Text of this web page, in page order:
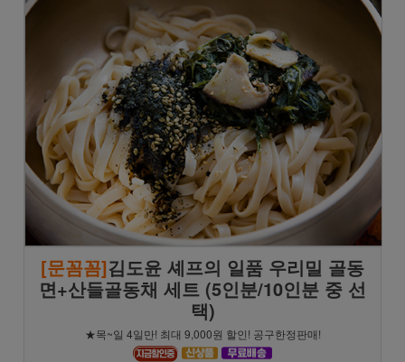
[문꼼꼼]김도윤 셰프의 일품 우리밀 골동
면+산들골동채 세트 (5인분/10인분 중 선
택)
★목~일 4일만! 최대 9,000원 할인! 공구한정판매!